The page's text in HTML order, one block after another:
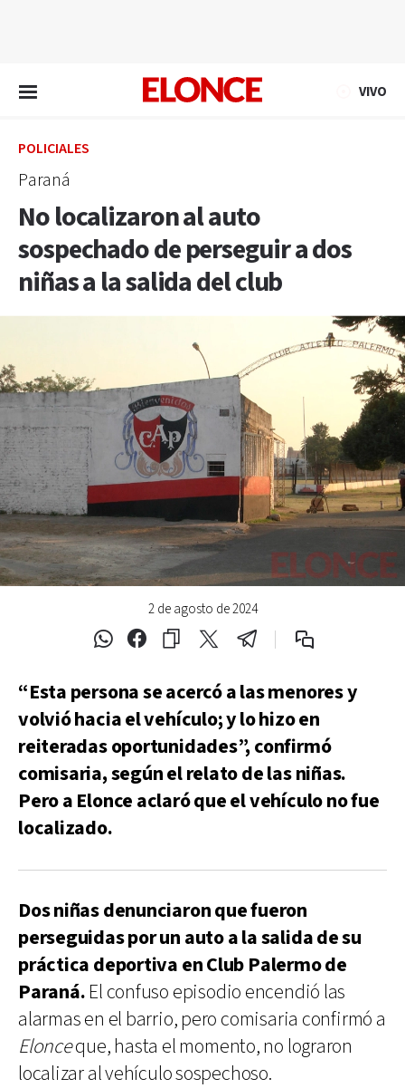
VIVO
POLICIALES
Paraná
No localizaron al auto
sospechado de perseguir a dos
niñas a la salida del club
2 de agosto de 2024
“Esta persona se acercó a las menores y
volvió hacia el vehículo; y lo hizo en
reiteradas oportunidades”, confirmó
comisaria, según el relato de las niñas.
Pero a Elonce aclaró que el vehículo no fue
localizado.
Dos niñas denunciaron que fueron
perseguidas por un auto a la salida de su
práctica deportiva en Club Palermo de
Paraná.El confuso episodio encendió las
alarmas en el barrio, pero comisaria confirmó a
Elonceque, hasta el momento, no lograron
localizar al vehículo sospechoso.